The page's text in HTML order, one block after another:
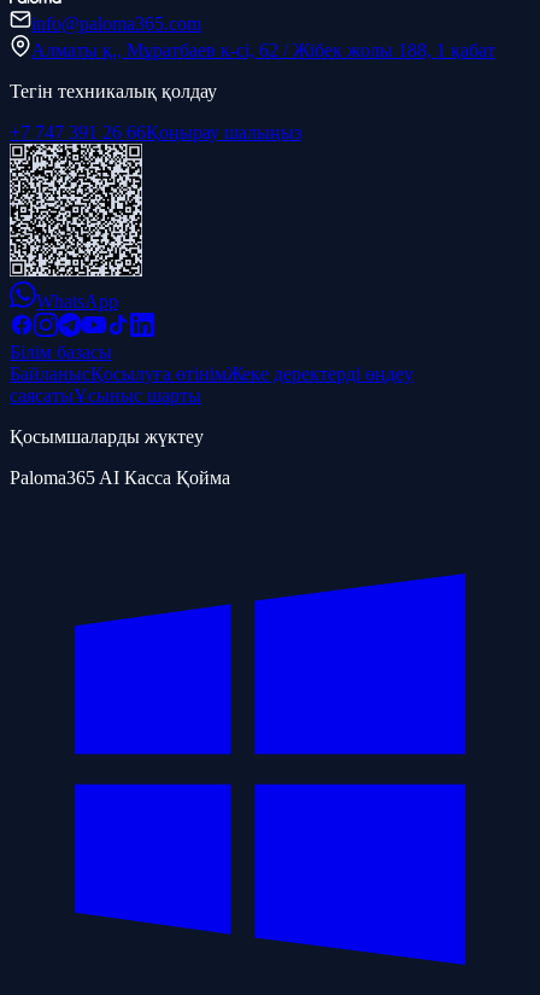
info@paloma365.com
Алматы қ., Мұратбаев к-сі, 62 / Жібек жолы 188, 1 қабат
Тегін техникалық қолдау
+7 747 391 26 66Қоңырау шалыңыз
WhatsApp
Білім базасы
БайланысҚосылуға өтінімЖеке деректерді өңдеу
саясатыҰсыныс шарты
Қосымшаларды жүктеу
Paloma365 AI Касса Қойма